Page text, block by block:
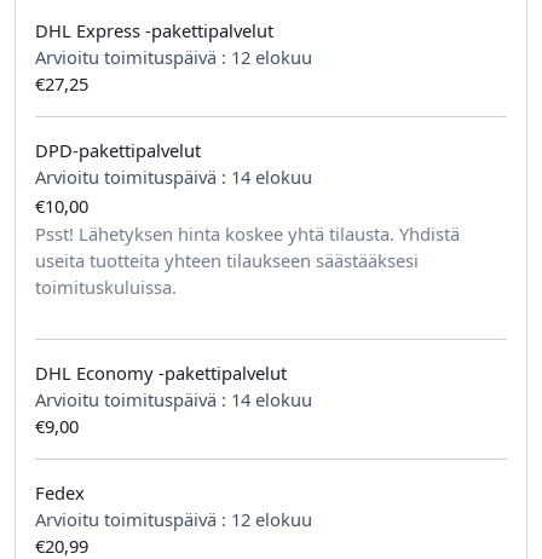
DHL Express -pakettipalvelut
Arvioitu toimituspäivä : 12 elokuu
€27,25
DPD-pakettipalvelut
Arvioitu toimituspäivä : 14 elokuu
€10,00
Psst! Lähetyksen hinta koskee yhtä tilausta. Yhdistä
useita tuotteita yhteen tilaukseen säästääksesi
toimituskuluissa.
DHL Economy -pakettipalvelut
Arvioitu toimituspäivä : 14 elokuu
€9,00
Fedex
Arvioitu toimituspäivä : 12 elokuu
€20,99